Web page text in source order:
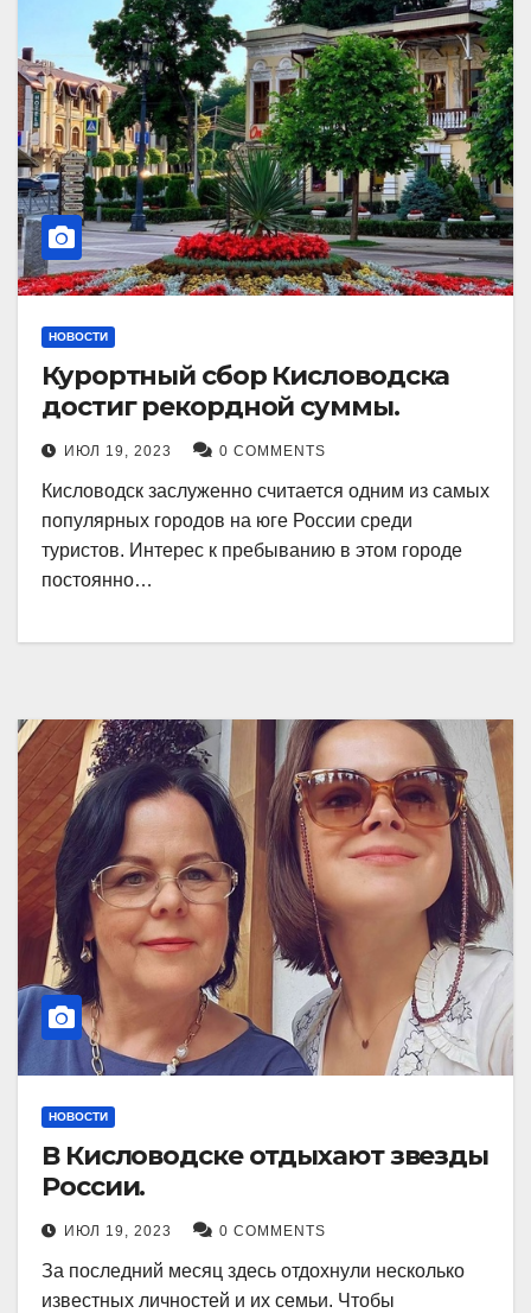
НОВОСТИ
Курортный сбор Кисловодска
достиг рекордной суммы.
ИЮЛ 19, 2023 0 COMMENTS
Кисловодск заслуженно считается одним из самых
популярных городов на юге России среди
туристов. Интерес к пребыванию в этом городе
постоянно…
НОВОСТИ
В Кисловодске отдыхают звезды
России.
ИЮЛ 19, 2023 0 COMMENTS
За последний месяц здесь отдохнули несколько
известных личностей и их семьи. Чтобы